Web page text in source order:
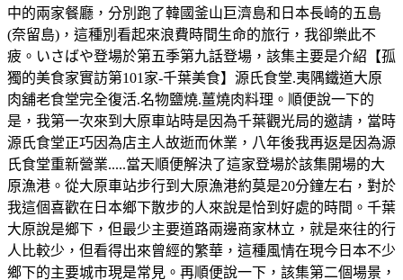
中的兩家餐廳，分別跑了韓國釜山巨濟島和日本長崎的五島
(奈留島)，這種別看起來浪費時間生命的旅行，我卻樂此不
疲。いさばや登場於第五季第九話登場，該集主要是介紹【孤
獨的美食家實訪第101家-千葉美食】源氏食堂.夷隅鐵道大原
肉舖老食堂完全復活.名物鹽燒.薑燒肉料理。順便說一下的
是，我第一次來到大原車站時是因為千葉觀光局的邀請，當時
源氏食堂正巧因為店主人故逝而休業，八年後我再返是因為源
氏食堂重新營業.....當天順便解決了這家登場於該集開場的大
原漁港。從大原車站步行到大原漁港約莫是20分鐘左右，對於
我這個喜歡在日本鄉下散步的人來說是恰到好處的時間。千葉
大原說是鄉下，但最少主要道路兩邊商家林立，就是來往的行
人比較少，但看得出來曾經的繁華，這種風情在現今日本不少
鄉下的主要城市現是常見。再順便說一下，該集第二個場景，